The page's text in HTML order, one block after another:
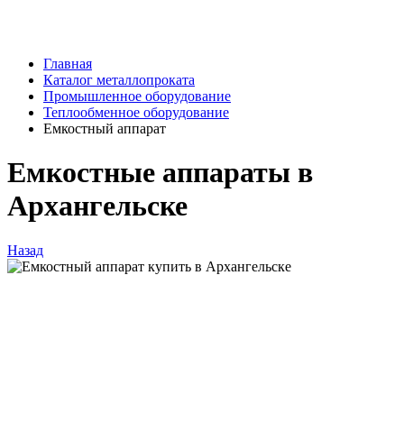
Главная
Каталог металлопроката
Промышленное оборудование
Теплообменное оборудование
Емкостный аппарат
Емкостные аппараты в
Архангельске
Назад